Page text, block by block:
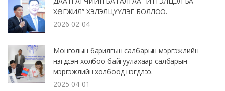
ХӨГЖИЛ” ХЭЛЭЛЦҮҮЛЭГ БОЛЛОО.
2026-02-04
Монголын барилгын салбарын мэргэжлийн
нэгдсэн холбоо байгуулахаар салбарын
мэргэжлийн холбоод нэгдлээ.
2025-04-01